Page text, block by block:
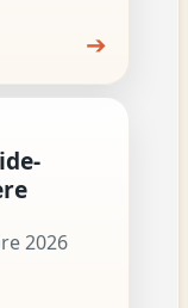
➔
2026